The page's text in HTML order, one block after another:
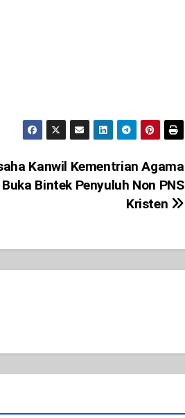
Kanwil Kementrian Agama
Bintek Penyuluh Non PNS
Kristen